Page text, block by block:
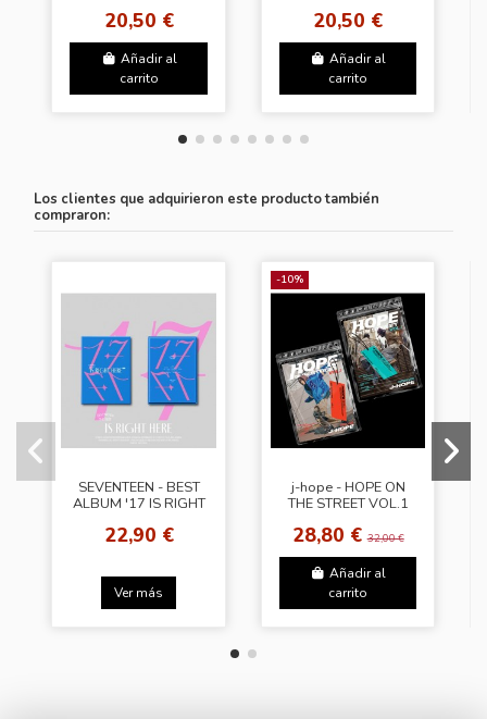
20,50 €
Añadir al
carrito
20,50 €
Añadir al
carrito
Los clientes que adquirieron este producto también
compraron:
SEVENTEEN - BEST
ALBUM '17 IS RIGHT
22,90 €
Ver más
-10%
j-hope - HOPE ON
THE STREET VOL.1
28,80 €32,00 €
Añadir al
carrito